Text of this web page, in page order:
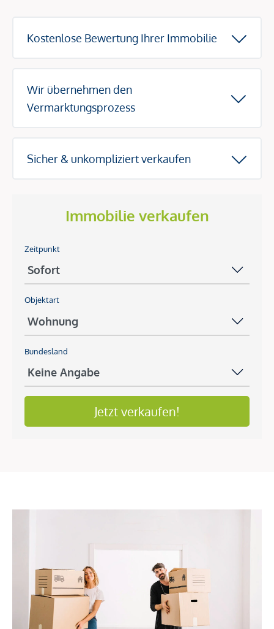
Kostenlose Bewertung Ihrer Immobilie
Wir übernehmen den
Vermarktungsprozess
Sicher & unkompliziert verkaufen
Immobilie verkaufen
Zeitpunkt
Objektart
Bundesland
Jetzt verkaufen!